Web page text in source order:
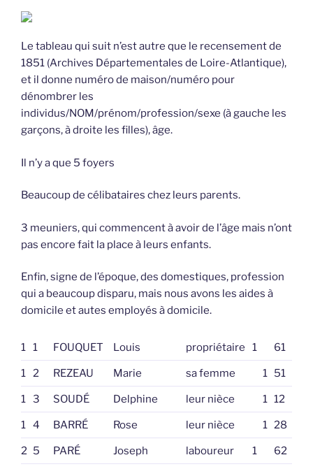
Le tableau qui suit n’est autre que le recensement de
1851 (Archives Départementales de Loire-Atlantique),
et il donne numéro de maison/numéro pour
dénombrer les
individus/NOM/prénom/profession/sexe (à gauche les
garçons, à droite les filles), âge.
Il n’y a que 5 foyers
Beaucoup de célibataires chez leurs parents.
3 meuniers, qui commencent à avoir de l’âge mais n’ont
pas encore fait la place à leurs enfants.
Enfin, signe de l’époque, des domestiques, profession
qui a beaucoup disparu, mais nous avons les aides à
domicile et autes employés à domicile.
1 1 FOUQUET Louis propriétaire 1 61
1 2 REZEAU Marie sa femme 1 51
1 3 SOUDÉ Delphine leur nièce 1 12
1 4 BARRÉ Rose leur nièce 1 28
2 5 PARÉ Joseph laboureur 1 62